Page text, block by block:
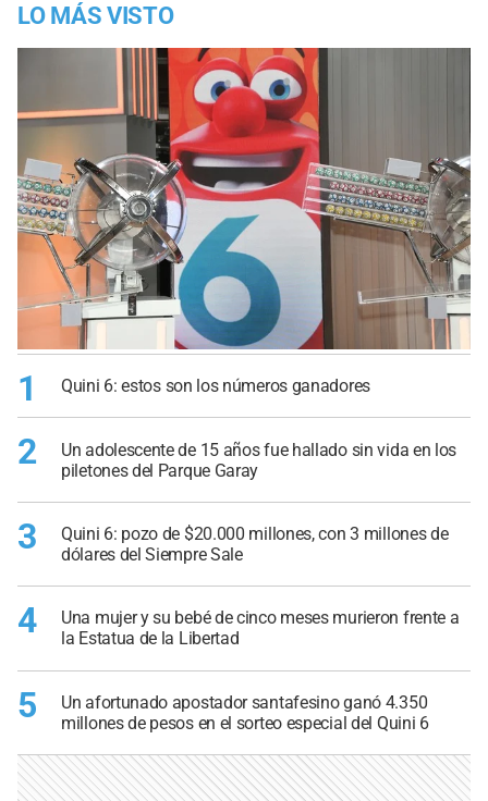
LO MÁS VISTO
1 Quini 6: estos son los números ganadores
2
Un adolescente de 15 años fue hallado sin vida en los
piletones del Parque Garay
3
Quini 6: pozo de $20.000 millones, con 3 millones de
dólares del Siempre Sale
4
Una mujer y su bebé de cinco meses murieron frente a
la Estatua de la Libertad
5
Un afortunado apostador santafesino ganó 4.350
millones de pesos en el sorteo especial del Quini 6